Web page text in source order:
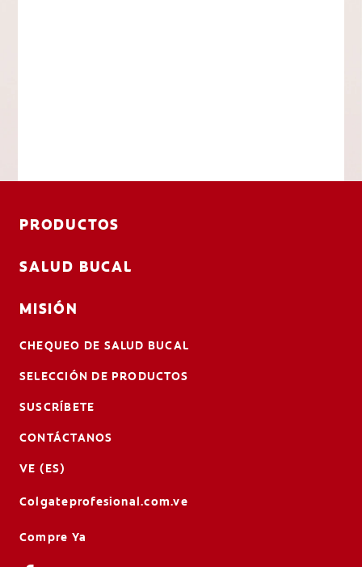
PRODUCTOS
SALUD BUCAL
MISIÓN
CHEQUEO DE SALUD BUCAL
SELECCIÓN DE PRODUCTOS
SUSCRÍBETE
CONTÁCTANOS
VE (ES)
Colgateprofesional.com.ve
Compre Ya